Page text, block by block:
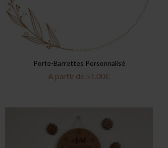
Porte-Barrettes Personnalisé
A partir de 51.00€